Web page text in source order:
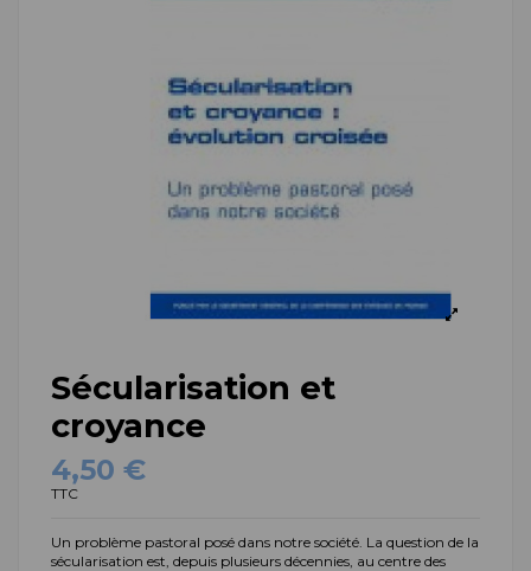
Sécularisation et
croyance
4,50 €
TTC
Un problème pastoral posé dans notre société. La question de la
sécularisation est, depuis plusieurs décennies, au centre des